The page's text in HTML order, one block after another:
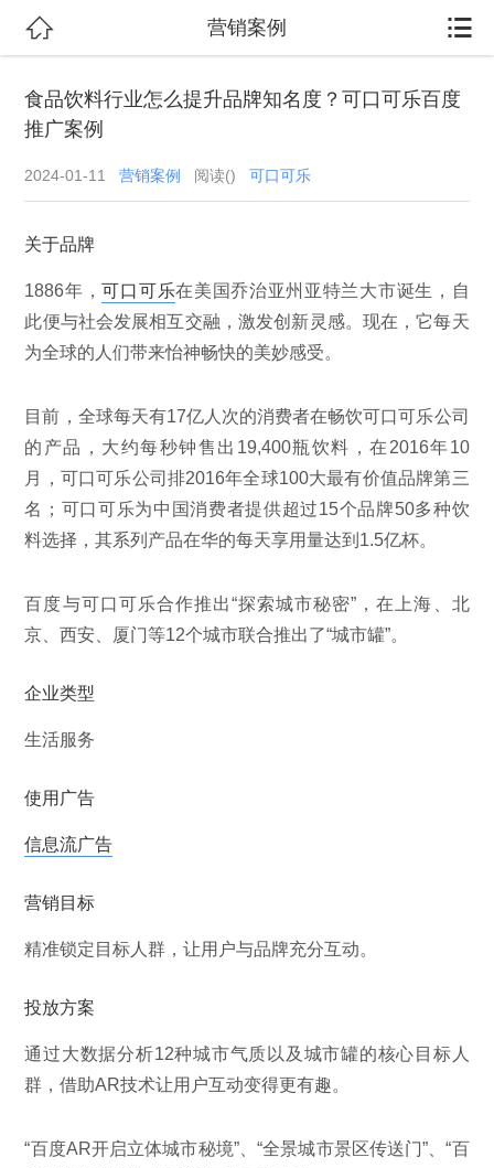
 营销案例 
食品饮料行业怎么提升品牌知名度？可口可乐百度
推广案例
2024-01-11 营销案例 阅读() 可口可乐
关于品牌
1886年，可口可乐在美国乔治亚州亚特兰大市诞生，自
此便与社会发展相互交融，激发创新灵感。现在，它每天
为全球的人们带来怡神畅快的美妙感受。
目前，全球每天有17亿人次的消费者在畅饮可口可乐公司
的产品，大约每秒钟售出19,400瓶饮料，在2016年10
月，可口可乐公司排2016年全球100大最有价值品牌第三
名；可口可乐为中国消费者提供超过15个品牌50多种饮
料选择，其系列产品在华的每天享用量达到1.5亿杯。
百度与可口可乐合作推出“探索城市秘密”，在上海、北
京、西安、厦门等12个城市联合推出了“城市罐”。
企业类型
生活服务
使用广告
信息流广告
营销目标
精准锁定目标人群，让用户与品牌充分互动。
投放方案
通过大数据分析12种城市气质以及城市罐的核心目标人
群，借助AR技术让用户互动变得更有趣。
“百度AR开启立体城市秘境”、“全景城市景区传送门”、“百